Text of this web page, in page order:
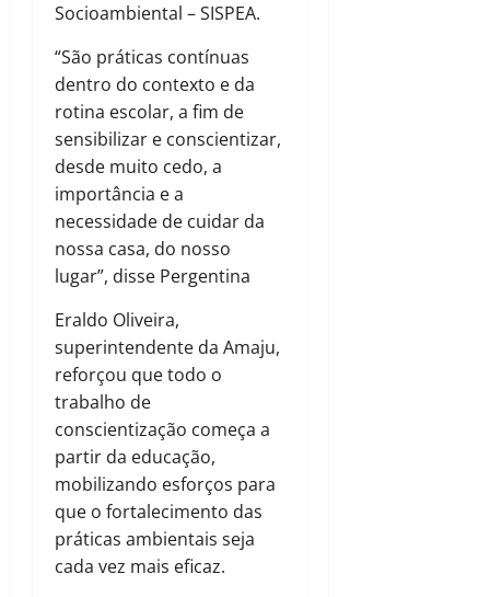
Socioambiental – SISPEA.
“São práticas contínuas
dentro do contexto e da
rotina escolar, a fim de
sensibilizar e conscientizar,
desde muito cedo, a
importância e a
necessidade de cuidar da
nossa casa, do nosso
lugar”, disse Pergentina
Eraldo Oliveira,
superintendente da Amaju,
reforçou que todo o
trabalho de
conscientização começa a
partir da educação,
mobilizando esforços para
que o fortalecimento das
práticas ambientais seja
cada vez mais eficaz.